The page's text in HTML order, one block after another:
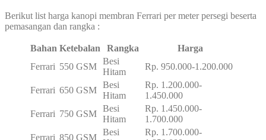
Berikut list harga kanopi membran Ferrari per meter persegi beserta
pemasangan dan rangka :
Bahan Ketebalan Rangka
Harga
Ferrari 550 GSM
Besi
Hitam
Rp. 950.000-1.200.000
Ferrari 650 GSM
Besi
Hitam
Rp. 1.200.000-
1.450.000
Ferrari 750 GSM
Besi
Hitam
Rp. 1.450.000-
1.700.000
Ferrari 850 GSM
Besi
Rp. 1.700.000-